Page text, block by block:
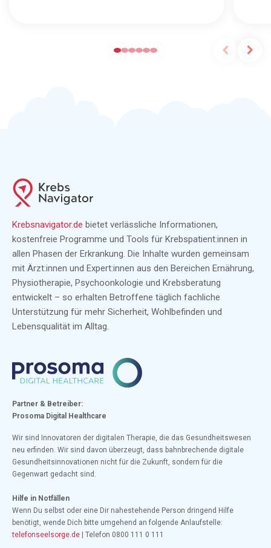
Krebsnavigator.de bietet verlässliche Informationen,
kostenfreie Programme und Tools für Krebspatient:innen in
allen Phasen der Erkrankung. Die Inhalte wurden gemeinsam
mit Ärzt:innen und Expert:innen aus den Bereichen Ernährung,
Physiotherapie, Psychoonkologie und Krebsberatung
entwickelt – so erhalten Betroffene täglich fachliche
Unterstützung für mehr Sicherheit, Wohlbefinden und
Lebensqualität im Alltag.
Partner & Betreiber:
Prosoma Digital Healthcare
Wir sind Innovatoren der digitalen Therapie, die das Gesundheitswesen
neu erfinden. Wir sind davon überzeugt, dass bahnbrechende digitale
Gesundheitsinnovationen nicht für die Zukunft, sondern für die
Gegenwart gedacht sind.
Hilfe in Notfällen
Wenn Du selbst oder eine Dir nahestehende Person dringend Hilfe
benötigt, wende Dich bitte umgehend an folgende Anlaufstelle:
telefonseelsorge.de | Telefon 0800 111 0 111